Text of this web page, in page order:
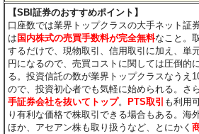
【SBI証券のおすすめポイント】
口座数では業界トップクラスの大手ネット証
は 国内株式の売買手数料が完全無料なこと。
するだけで、現物取引、信用取引に加え、単
円になるので、売買コストに関しては圧倒的
る。投資信託の数が業界トップクラスなうえ
ので、投資初心者でも気軽に始められる。さら
手証券会社を抜いてトップ。 PTS取引 も利用
り有利な価格で株取引できる場合もある。海
ほか、アセアン株も取り扱うなど、とにかく